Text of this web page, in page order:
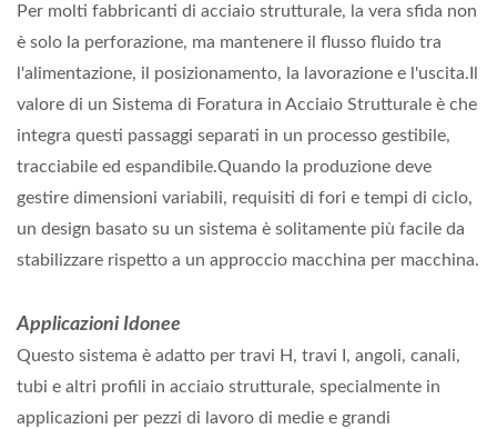
Per molti fabbricanti di acciaio strutturale, la vera sfida non
è solo la perforazione, ma mantenere il flusso fluido tra
l'alimentazione, il posizionamento, la lavorazione e l'uscita.Il
valore di un Sistema di Foratura in Acciaio Strutturale è che
integra questi passaggi separati in un processo gestibile,
tracciabile ed espandibile.Quando la produzione deve
gestire dimensioni variabili, requisiti di fori e tempi di ciclo,
un design basato su un sistema è solitamente più facile da
stabilizzare rispetto a un approccio macchina per macchina.
Applicazioni Idonee
Questo sistema è adatto per travi H, travi I, angoli, canali,
tubi e altri profili in acciaio strutturale, specialmente in
applicazioni per pezzi di lavoro di medie e grandi